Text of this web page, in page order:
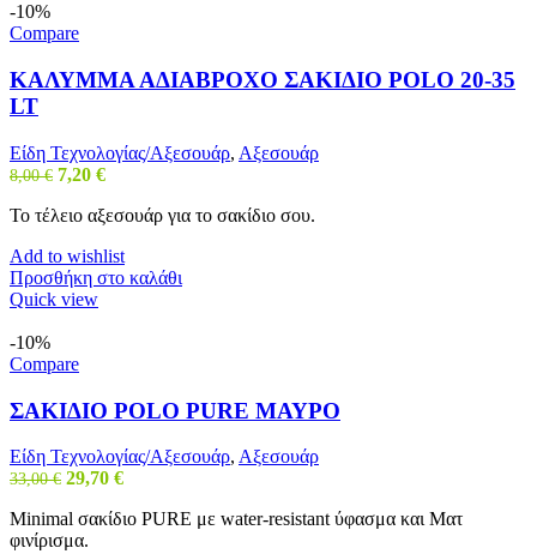
-10%
Compare
ΚΑΛΥΜΜΑ ΑΔΙΑΒΡΟΧΟ ΣΑΚΙΔΙΟ POLO 20-35
LT
Είδη Τεχνολογίας/Αξεσουάρ, Αξεσουάρ
8,00€ Original
was:
7,20 €Η
τιμή
7,20 €.
Το τέλειο αξεσουάρ για το σακίδιο σου.
Add to wishlist
Προσθήκη στο καλάθι
Quick view
-10%
Compare
ΣΑΚΙΔΙΟ POLO PURE ΜΑΥΡΟ
Είδη Τεχνολογίας/Αξεσουάρ, Αξεσουάρ
33,00€ Original
was:
33,00 €.
29,70 €Η
τιμή
Minimal σακίδιο PURE με water-resistant ύφασμα και Ματ
φινίρισμα.